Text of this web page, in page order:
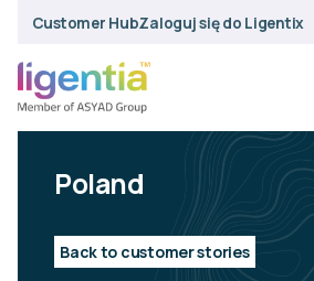
Customer HubZaloguj się do Ligentix
Poland
Back to customer stories